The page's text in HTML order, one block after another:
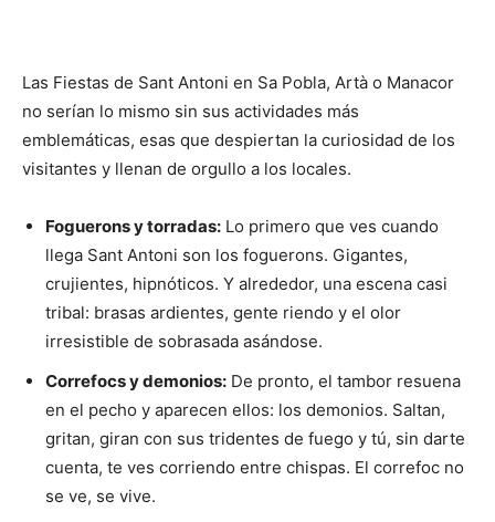
Las Fiestas de Sant Antoni en Sa Pobla, Artà o Manacor
no serían lo mismo sin sus actividades más
emblemáticas, esas que despiertan la curiosidad de los
visitantes y llenan de orgullo a los locales.
Foguerons y torradas: Lo primero que ves cuando
llega Sant Antoni son los foguerons. Gigantes,
crujientes, hipnóticos. Y alrededor, una escena casi
tribal: brasas ardientes, gente riendo y el olor
irresistible de sobrasada asándose.
Correfocs y demonios: De pronto, el tambor resuena
en el pecho y aparecen ellos: los demonios. Saltan,
gritan, giran con sus tridentes de fuego y tú, sin darte
cuenta, te ves corriendo entre chispas. El correfoc no
se ve, se vive.